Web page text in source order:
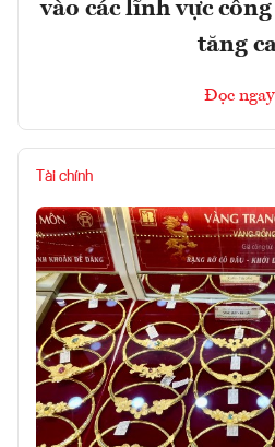
vào các lĩnh vực
tăng
Đọc ngay
Tài chính